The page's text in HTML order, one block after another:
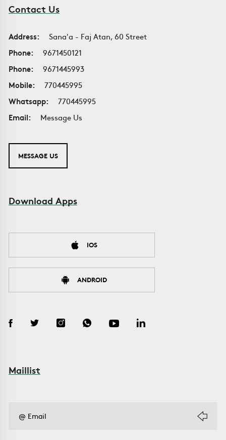
Contact Us
Address:
Sana'a - Faj Atan, 60 Street
Phone:
9671450121
Phone:
9671445993
Mobile:
770445995
Whatsapp:
770445995
Email:
Message Us
MESSAGE US
Download Apps
IOS
ANDROID
Maillist